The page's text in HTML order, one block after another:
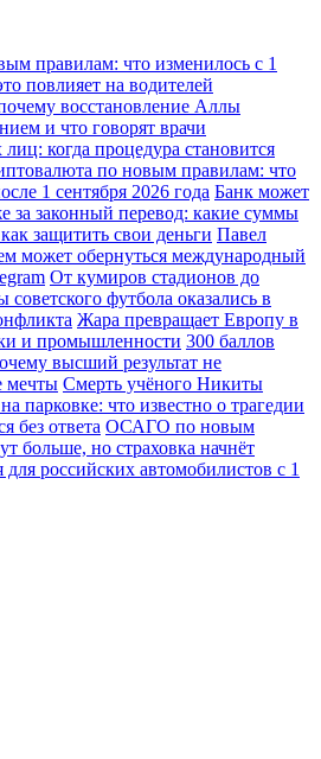
правилам: что изменилось с 1
повлияет на водителей
восстановление Аллы
и что говорят врачи
когда процедура становится
по новым правилам: что
1 сентября 2026 года Банк может
за законный перевод: какие суммы
защитить свои деньги Павел
может обернуться международный
От кумиров стадионов до
футбола оказались в
Жара превращает Европу в
и промышленности 300 баллов
высший результат не
мечты Смерть учёного Никиты
парковке: что известно о трагедии
без ответа ОСАГО по новым
больше, но страховка начнёт
российских автомобилистов с 1